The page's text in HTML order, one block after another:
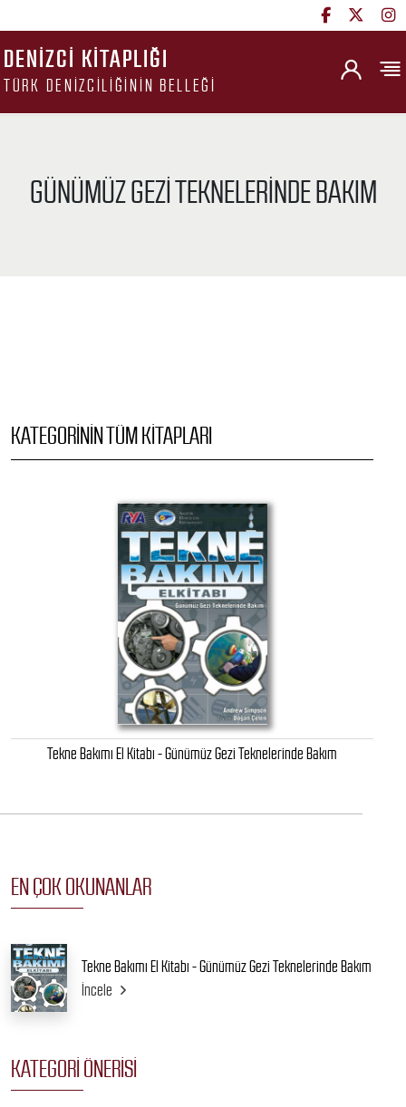
DENIZCI KITAPLIĞI
TÜRK DENIZCILIĞININ BELLEĞI
GÜNÜMÜZ GEZI TEKNELERINDE BAKIM
KATEGORININ TÜM KITAPLARI
Tekne Bakımı El Kitabı - Günümüz Gezi Teknelerinde Bakım
EN ÇOK OKUNANLAR
Tekne Bakımı El Kitabı - Günümüz Gezi Teknelerinde Bakım
İncele
KATEGORI ÖNERISI